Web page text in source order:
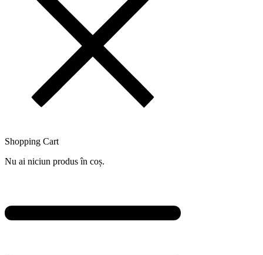
Shopping Cart
Nu ai niciun produs în coș.